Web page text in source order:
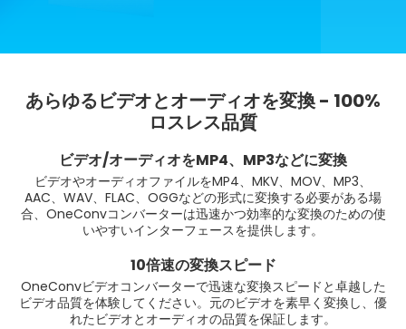
あらゆるビデオとオーディオを変換 - 100%
ロスレス品質
ビデオ/オーディオをMP4、MP3などに変換
ビデオやオーディオファイルをMP4、MKV、MOV、MP3、
AAC、WAV、FLAC、OGGなどの形式に変換する必要がある場
合、OneConvコンバーターは迅速かつ効率的な変換のための使
いやすいインターフェースを提供します。
10倍速の変換スピード
OneConvビデオコンバーターで迅速な変換スピードと卓越した
ビデオ品質を体験してください。元のビデオを素早く変換し、優
れたビデオとオーディオの品質を保証します。